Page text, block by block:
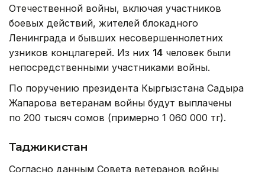
Отечественной войны, включая участников
боевых действий, жителей блокадного
Ленинграда и бывших несовершеннолетних
узников концлагерей. Из них 14 человек были
непосредственными участниками войны.
По поручению президента Кыргызстана Садыра
Жапарова ветеранам войны будут выплачены
по 200 тысяч сомов (примерно 1 060 000 тг).
Таджикистан
Согласно данным Совета ветеранов войны